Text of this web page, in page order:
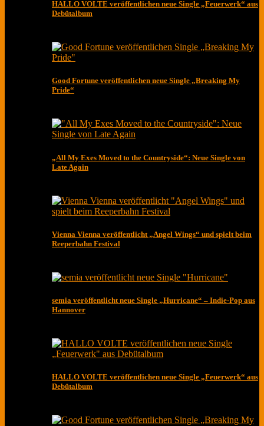
HALLO VOLTE veröffentlichen neue Single „Feuerwerk“ aus
Debütalbum
Good Fortune veröffentlichen neue Single „Breaking My
Pride“
„All My Exes Moved to the Countryside“: Neue Single von
Late Again
Vienna Vienna veröffentlicht „Angel Wings“ und spielt beim
Reeperbahn Festival
semia veröffentlicht neue Single „Hurricane“ – Indie-Pop aus
Hannover
HALLO VOLTE veröffentlichen neue Single „Feuerwerk“ aus
Debütalbum